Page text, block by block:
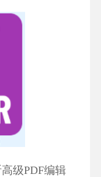
级PDF编辑